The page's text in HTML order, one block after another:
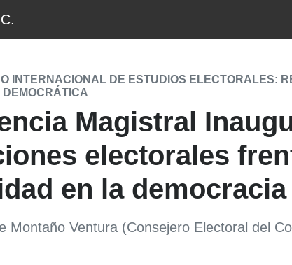
INTERNACIONAL DE ESTUDIOS ELECTORALES:
Magistral
electorales
en la
Montaño Ventura (Consejero Electoral del